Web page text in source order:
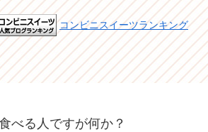
コンビニスイーツランキング
べる人ですが何か？